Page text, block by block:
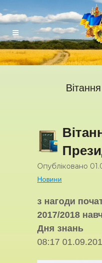
Опубліковано
Новини
з нагоди
2017/2018
Дня знань
08:17